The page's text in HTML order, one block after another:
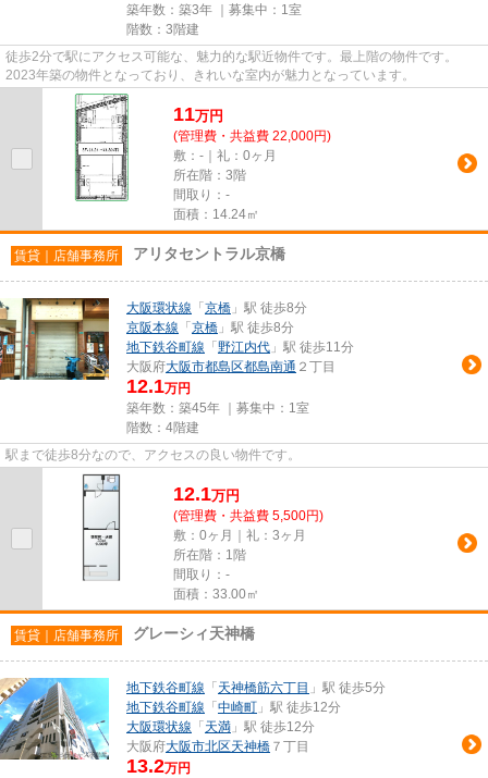
築年数：築3年 ｜募集中： 1室
階数：3階建
徒歩2分で駅にアクセス可能な、魅力的な駅近物件です。最上階の物件です。
2023年築の物件となっており、きれいな室内が魅力となっています。
11万円
(管理費・共益費 22,000円)
敷：-｜礼：0ヶ月
所在階：3階
間取り：-
面積：14.24㎡
賃貸｜店舗事務所 アリタセントラル京橋
大阪環状線 「 京橋 」駅 徒歩8分
京阪本線 「 京橋 」駅 徒歩8分
地下鉄谷町線 「 野江内代 」駅 徒歩11分
大阪府大阪市都島区都島南通 ２丁目
12.1万円
築年数：築45年 ｜募集中： 1室
階数：4階建
駅まで徒歩8分なので、アクセスの良い物件です。
12.1万円
(管理費・共益費 5,500円)
敷：0ヶ月｜礼：3ヶ月
所在階：1階
間取り：-
面積：33.00㎡
賃貸｜店舗事務所 グレーシィ天神橋
地下鉄谷町線 「 天神橋筋六丁目 」駅 徒歩5分
地下鉄谷町線 「 中崎町 」駅 徒歩12分
大阪環状線 「 天満 」駅 徒歩12分
大阪府大阪市北区天神橋 ７丁目
13.2万円